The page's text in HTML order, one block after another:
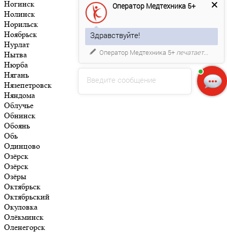
Ногинск
Нолинск
Норильск
Ноябрьск
Нурлат
Нытва
Нюрба
Нягань
Нязепетровск
Няндома
Облучье
Обнинск
Обоянь
Обь
Одинцово
Озёрск
Озёрск
Озёры
Октябрьск
Октябрьский
Окуловка
Олёкминск
Оленегорск
Введите сообщение
Оператор Медтехника 5+
Здравствуйте!
Оператор Медтехника 5+ печатает...